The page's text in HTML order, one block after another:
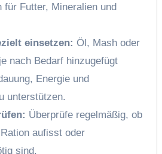
für Futter, Mineralien und
einsetzen: Öl, Mash oder
nach Bedarf hinzugefügt
Energie und
unterstützen.
Überprüfe regelmäßig, ob
aufisst oder
sind.